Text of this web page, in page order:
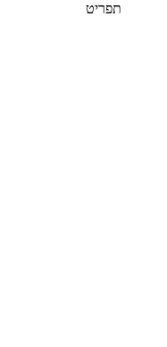
תפריט